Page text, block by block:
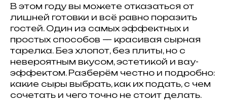
В этом году вы можете отказаться от
лишней готовки и всё равно поразить
гостей. Один из самых эффектных и
простых способов — красивая сырная
тарелка. Без хлопот, без плиты, но с
невероятным вкусом, эстетикой и вау-
эффектом. Разберём честно и подробно:
какие сыры выбрать, как их подать, с чем
сочетать и чего точно не стоит делать.